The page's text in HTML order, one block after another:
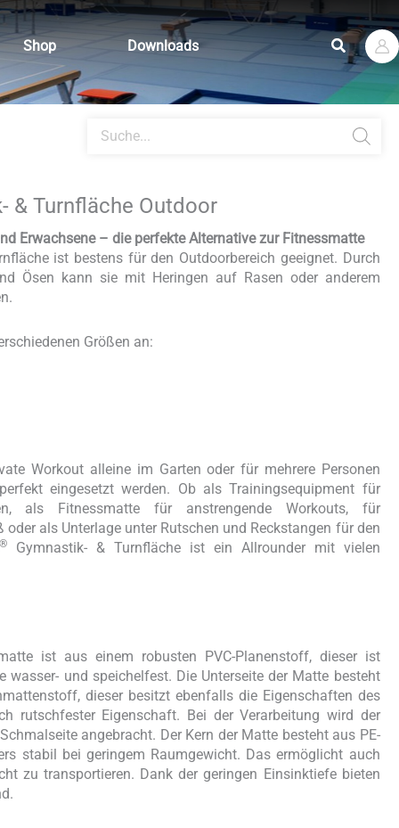
Shop Downloads Suchen
search
& Turnfläche Outdoor
Erwachsene – die perfekte Alternative zur Fitnessmatte
ist bestens für den Outdoorbereich geeignet. Durch
Ösen kann sie mit Heringen auf Rasen oder anderem
Größen an:
Workout alleine im Garten oder für mehrere Personen
eingesetzt werden. Ob als Trainingsequipment für
als Fitnessmatte für anstrengende Workouts, für
als Unterlage unter Rutschen und Reckstangen für den
®Gymnastik- & Turnfläche ist ein Allrounder mit vielen
ist aus einem robusten PVC-Planenstoff, dieser ist
wasser- und speichelfest. Die Unterseite der Matte besteht
dieser besitzt ebenfalls die Eigenschaften des
rutschfester Eigenschaft. Bei der Verarbeitung wird der
angebracht. Der Kern der Matte besteht aus PE-
stabil bei geringem Raumgewicht. Das ermöglicht auch
zu transportieren. Dank der geringen Einsinktiefe bieten